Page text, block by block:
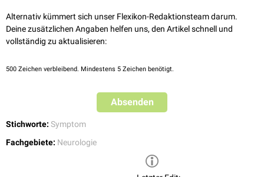
Alternativ kümmert sich unser Flexikon-Redaktionsteam darum.
Deine zusätzlichen Angaben helfen uns, den Artikel schnell und
vollständig zu aktualisieren:
500 Zeichen verbleibend. Mindestens 5 Zeichen benötigt.
Absenden
Stichworte: Symptom
Fachgebiete: Neurologie